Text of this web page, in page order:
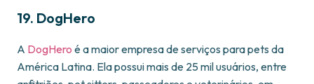
19. DogHero
A DogHero é a maior empresa de serviços para pets da
América Latina. Ela possui mais de 25 mil usuários, entre